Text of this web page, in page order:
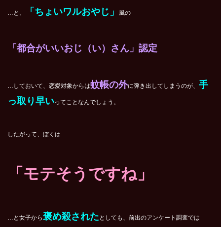
…と、 「ちょいワルおやじ」 風の
「都合がいいおじ（い）さん」認定
…しておいて、恋愛対象からは蚊帳の外に弾き出してしまうのが、 手
っ取り早いってことなんでしょう。
したがって、ぼくは
「モテそうですね」
…と女子から褒め殺された としても、前出のアンケート調査では